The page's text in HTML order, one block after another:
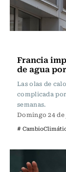
Francia
de agua
Las olas de
complicada
semanas.
Domingo 24
#